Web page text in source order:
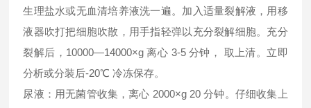
生理盐水或无血清培养液洗一遍。加入适量裂解液，用移
液器吹打把细胞吹散，用手指轻弹以充分裂解细胞。充分
裂解后，10000—14000×g 离心 3-5 分钟， 取上清。立即
分析或分装后-20℃ 冷冻保存。
尿液：用无菌管收集，离心 2000×g 20 分钟。仔细收集上